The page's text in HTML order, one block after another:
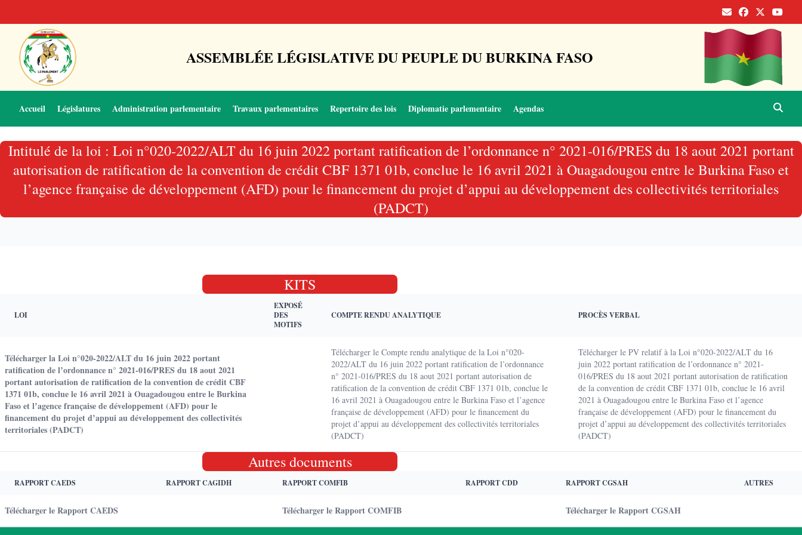
ASSEMBLÉE LÉGISLATIVE DU PEUPLE DU BURKINA FASO
Accueil Législatures Administration parlementaire Travaux parlementaires Repertoire des lois Diplomatie parlementaire Agendas
Intitulé de la loi : Loi n°020-2022/ALT du 16 juin 2022 portant ratification de l’ordonnance n° 2021-016/PRES du 18 aout 2021 portant
autorisation de ratification de la convention de crédit CBF 1371 01b, conclue le 16 avril 2021 à Ouagadougou entre le Burkina Faso et
l’agence française de développement (AFD) pour le financement du projet d’appui au développement des collectivités territoriales
(PADCT)
KITS
LOI
EXPOSÉ
DES
MOTIFS
COMPTE RENDU ANALYTIQUE PROCÈS VERBAL
Télécharger la Loi n°020-2022/ALT du 16 juin 2022 portant
ratification de l’ordonnance n° 2021-016/PRES du 18 aout 2021
portant autorisation de ratification de la convention de crédit CBF
1371 01b, conclue le 16 avril 2021 à Ouagadougou entre le Burkina
Faso et l’agence française de développement (AFD) pour le
financement du projet d’appui au développement des collectivités
territoriales (PADCT)
Télécharger le Compte rendu analytique de la Loi n°020-
2022/ALT du 16 juin 2022 portant ratification de l’ordonnance
n° 2021-016/PRES du 18 aout 2021 portant autorisation de
ratification de la convention de crédit CBF 1371 01b, conclue le
16 avril 2021 à Ouagadougou entre le Burkina Faso et l’agence
française de développement (AFD) pour le financement du
projet d’appui au développement des collectivités territoriales
(PADCT)
Télécharger le PV relatif à la Loi n°020-2022/ALT du 16
juin 2022 portant ratification de l’ordonnance n° 2021-
016/PRES du 18 aout 2021 portant autorisation de ratification
de la convention de crédit CBF 1371 01b, conclue le 16 avril
2021 à Ouagadougou entre le Burkina Faso et l’agence
française de développement (AFD) pour le financement du
projet d’appui au développement des collectivités territoriales
(PADCT)
Autres documents
RAPPORT CAEDS RAPPORT CAGIDH RAPPORT COMFIB RAPPORT CDD RAPPORT CGSAH AUTRES
Télécharger le Rapport CAEDS Télécharger le Rapport COMFIB Télécharger le Rapport CGSAH